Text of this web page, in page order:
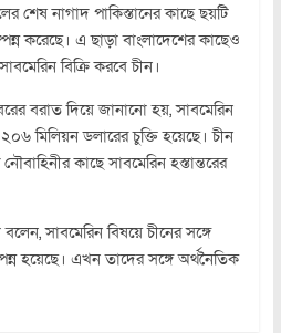
শেষ নাগাদ পাকিস্তানের কাছে ছয়টি
করেছে। এ ছাড়া বাংলাদেশের কাছেও
বিক্রি করবে চীন।
বরাত দিয়ে জানানো হয়, সাবমেরিন
২০৬ মিলিয়ন ডলারের চুক্তি হয়েছে। চীন
কাছে সাবমেরিন হস্তান্তরের
বলেন, সাবমেরিন বিষয়ে চীনের সঙ্গে
হয়েছে। এখন তাদের সঙ্গে অর্থনৈতিক